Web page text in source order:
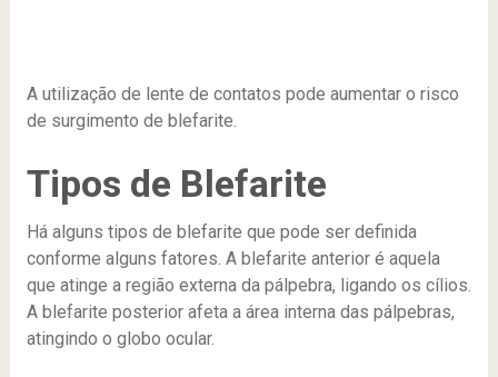
A utilização de lente de contatos pode aumentar o risco
de surgimento de blefarite.
Tipos de Blefarite
Há alguns tipos de blefarite que pode ser definida
conforme alguns fatores. A blefarite anterior é aquela
que atinge a região externa da pálpebra, ligando os cílios.
A blefarite posterior afeta a área interna das pálpebras,
atingindo o globo ocular.